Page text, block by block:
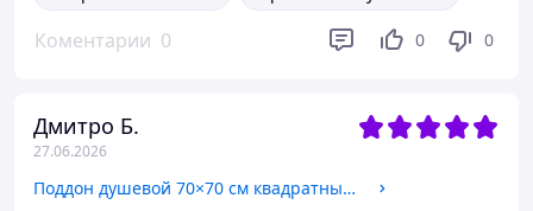
Коментарии 0 0 0
Дмитро Б.
27.06.2026
Поддон душевой 70×70 см квадратный низкий, акриловый КОПО 209